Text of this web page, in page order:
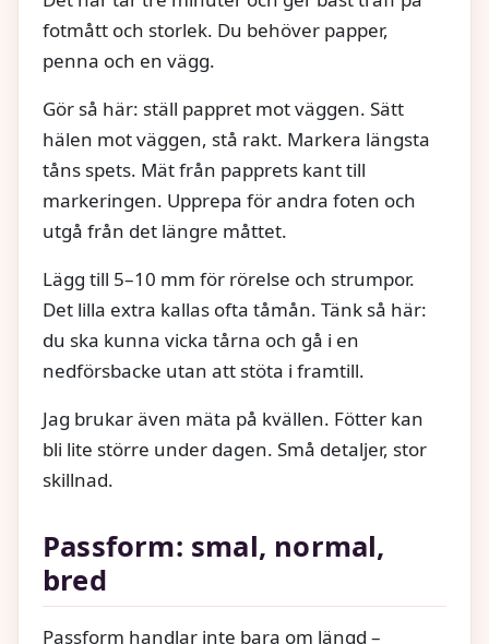
fotmått och storlek. Du behöver papper,
penna och en vägg.
Gör så här: ställ pappret mot väggen. Sätt
hälen mot väggen, stå rakt. Markera längsta
tåns spets. Mät från papprets kant till
markeringen. Upprepa för andra foten och
utgå från det längre måttet.
Lägg till 5–10 mm för rörelse och strumpor.
Det lilla extra kallas ofta tåmån. Tänk så här:
du ska kunna vicka tårna och gå i en
nedförsbacke utan att stöta i framtill.
Jag brukar även mäta på kvällen. Fötter kan
bli lite större under dagen. Små detaljer, stor
skillnad.
Passform: smal, normal,
bred
Passform handlar inte bara om längd –